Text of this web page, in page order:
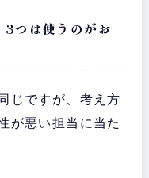
3つは使うのがお
じですが、考え方
が悪い担当に当た